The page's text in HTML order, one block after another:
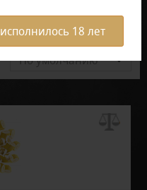
18 лет
По умолчанию